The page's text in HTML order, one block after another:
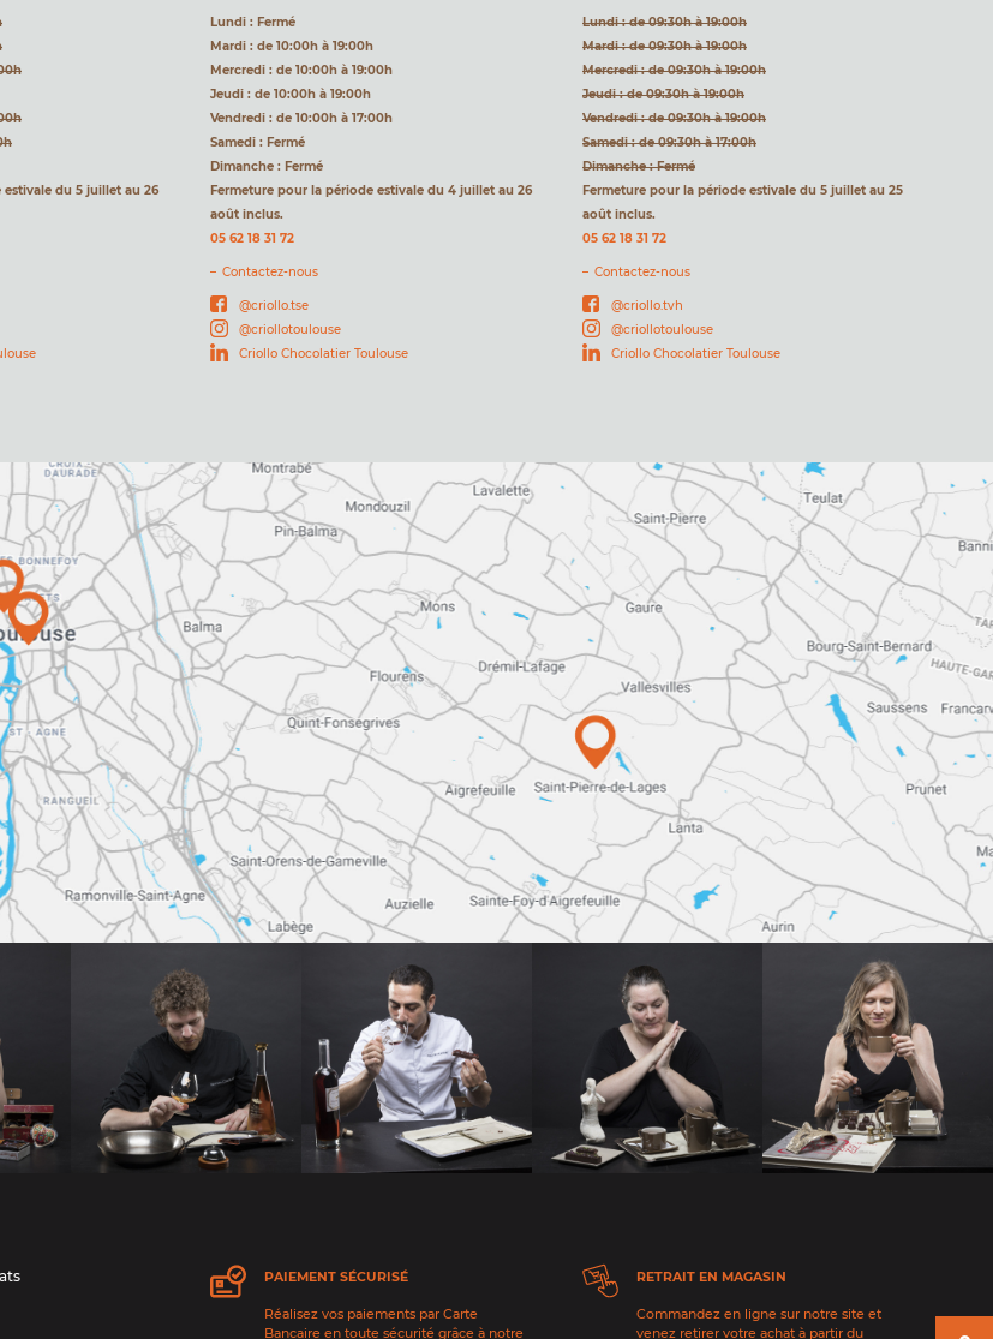
du 5 juillet au 26
Lundi : Fermé
Mardi : de 10:00h à 19:00h
Mercredi : de 10:00h à 19:00h
Jeudi : de 10:00h à 19:00h
Vendredi : de 10:00h à 17:00h
Samedi : Fermé
Dimanche : Fermé
Fermeture pour la période estivale du 4 juillet au 26
août inclus.
05 62 18 31 72
Contactez-nous
@criollo.tse
@criollotoulouse
Criollo Chocolatier Toulouse
Lundi : de 09:30h à 19:00h
Mardi : de 09:30h à 19:00h
Mercredi : de 09:30h à 19:00h
Jeudi : de 09:30h à 19:00h
Vendredi : de 09:30h à 19:00h
Samedi : de 09:30h à 17:00h
Dimanche : Fermé
Fermeture pour la période estivale du 5 juillet au 25
août inclus.
05 62 18 31 72
Contactez-nous
@criollo.tvh
@criollotoulouse
Criollo Chocolatier Toulouse
PAIEMENT SÉCURISÉ
Réalisez vos paiements par Carte
Bancaire en toute sécurité grâce à notre
RETRAIT EN MAGASIN
Commandez en ligne sur notre site et
venez retirer votre achat à partir du